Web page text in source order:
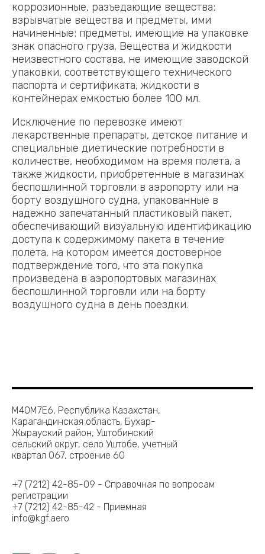
коррозионные, разъедающие вещества;
взрывчатые вещества и предметы, ими
начиненные; предметы, имеющие на упаковке
знак опасного груза, Вещества и жидкости
неизвестного состава, не имеющие заводской
упаковки, соответствующего технического
паспорта и сертификата, жидкости в
контейнерах емкостью более 100 мл.
Исключение по перевозке имеют
лекарственные препараты, детское питание и
специальные диетические потребности в
количестве, необходимом на время полета, а
также жидкости, приобретенные в магазинах
беспошлинной торговли в аэропорту или на
борту воздушного судна, упакованные в
надежно запечатанный пластиковый пакет,
обеспечивающий визуальную идентификацию
доступа к содержимому пакета в течение
полета, на котором имеется достоверное
подтверждение того, что эта покупка
произведена в аэропортовых магазинах
беспошлинной торговли или на борту
воздушного судна в день поездки.
M40M7E6, Республика Казахстан,
Карагандинская область, Бухар-
Жырауский район, Уштобинский
сельский округ, село Уштобе, учетный
квартал 067, строение 60
+7 (7212) 42-85-09 - Справочная по вопросам
регистрации
+7 (7212) 42-85-42 - Приемная
info@kgf.aero